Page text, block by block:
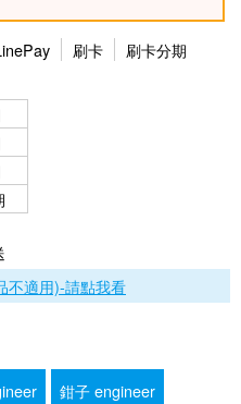
刷卡 刷卡分期
不適用)-請點我看
鉗子 engineer